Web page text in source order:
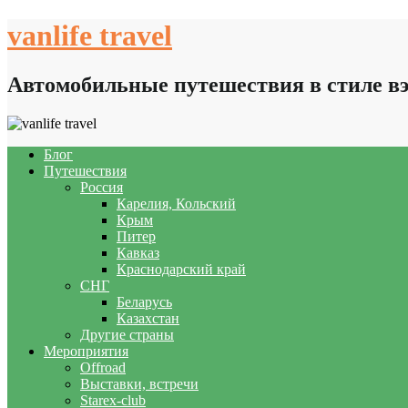
to
vanlife travel
Автомобильные путешествия в стиле
Блог
Путешествия
Россия
Карелия, Кольский
Крым
Питер
Кавказ
Краснодарский край
СНГ
Беларусь
Казахстан
Другие страны
Мероприятия
Offroad
Выставки, встречи
Starex-club